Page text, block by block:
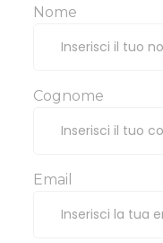
Nome
Cognome
Email